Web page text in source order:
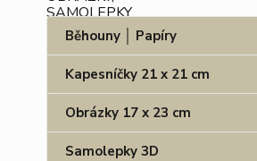
Běhouny │ Papíry
Kapesníčky 21 x 21 cm
Obrázky 17 x 23 cm
Samolepky 3D